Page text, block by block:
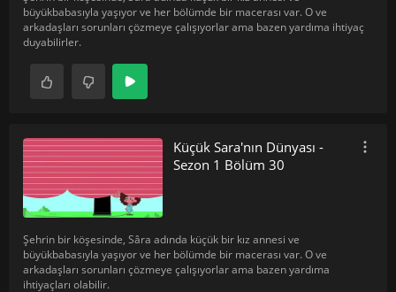
büyükbabasıyla yaşıyor ve her bölümde bir macerası var. O ve
arkadaşları sorunları çözmeye çalışıyorlar ama bazen yardıma ihtiyaç
duyabilirler.
Küçük Sara'nın Dünyası -
Sezon 1 Bölüm 30
Şehrin bir köşesinde, Sâra adında küçük bir kız annesi ve
büyükbabasıyla yaşıyor ve her bölümde bir macerası var. O ve
arkadaşları sorunları çözmeye çalışıyorlar ama bazen yardıma
ihtiyaçları olabilir.